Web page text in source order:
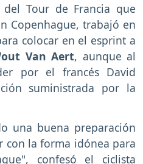
Tour de Francia que
Copenhague, trabajó en
colocar en el esprint a
Van Aert, aunque al
por el francés David
suministrada por la
una buena preparación
con la forma idónea para
confesó el ciclista